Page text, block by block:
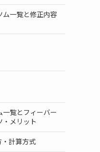
ム一覧と修正内容
一覧とフィーバー
・メリット
計算方式